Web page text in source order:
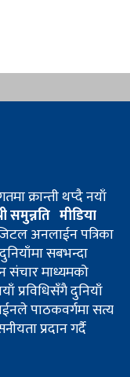
क्रान्ती थप्दै नयाँ
समुन्नति मीडिया
अनलाईन पत्रिका
सबभन्दा
संचार माध्यमको
प्रविधिसँगै दुनियाँ
पाठकवर्गमा सत्य
प्रदान गर्दै